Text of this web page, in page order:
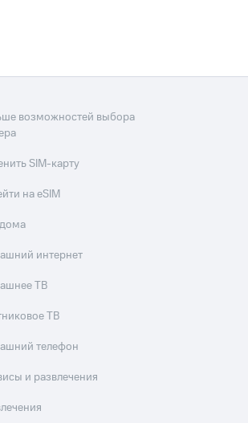
возможностей выбора
SIM-карту
на eSIM
интернет
ТВ
ТВ
телефон
и развлечения